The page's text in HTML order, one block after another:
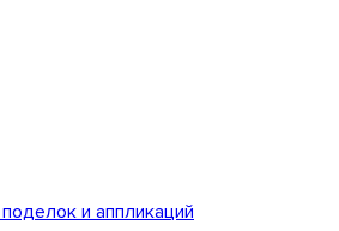
и аппликаций